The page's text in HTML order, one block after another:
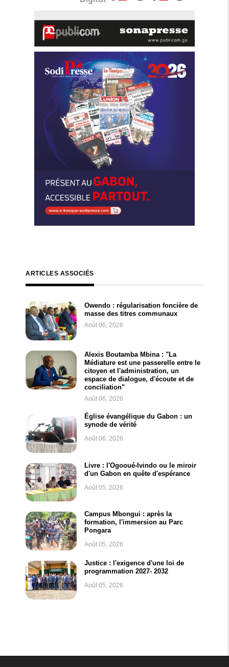
ARTICLES ASSOCIÉS
Owendo : régularisation foncière de
masse des titres communaux
Août 06, 2026
Alexis Boutamba Mbina : "La
Médiature est une passerelle entre le
citoyen et l'administration, un
espace de dialogue, d'écoute et de
conciliation"
Août 06, 2026
Église évangélique du Gabon : un
synode de vérité
Août 06, 2026
Livre : l'Ogooué-Ivindo ou le miroir
d'un Gabon en quête d'espérance
Août 05, 2026
Campus Mbongui : après la
formation, l'immersion au Parc
Pongara
Août 05, 2026
Justice : l'exigence d'une loi de
programmation 2027- 2032
Août 05, 2026